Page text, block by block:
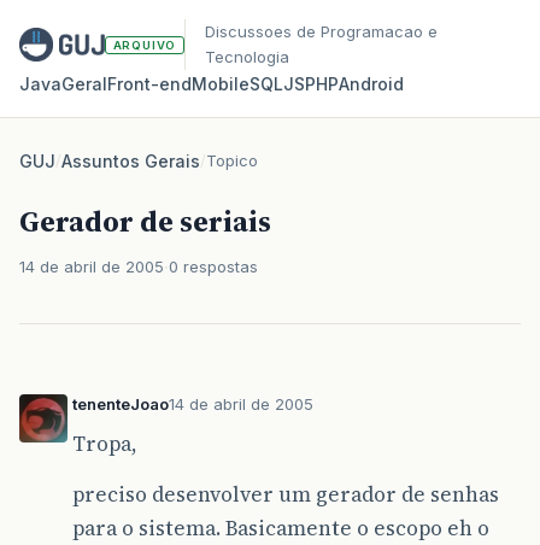
ARQUIVO
Discussoes de Programacao e
Tecnologia
JavaGeralFront‑endMobileSQLJSPHPAndroid
GUJ/Assuntos Gerais/Topico
Gerador de seriais
14 de abril de 2005 0 respostas
tenenteJoao14 de abril de 2005
Tropa,
preciso desenvolver um gerador de senhas
para o sistema. Basicamente o escopo eh o